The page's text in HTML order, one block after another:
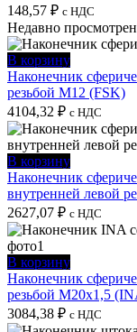
148,57 ₽ с НДС
Недавно
В корзину
Наконечник
резьбой M12 (FSK)
4104,32 ₽ с НДС
В корзину
Наконечник
внутренней левой
2627,07 ₽ с НДС
В корзину
Наконечник
резьбой M20x1,5
3084,38 ₽ с НДС